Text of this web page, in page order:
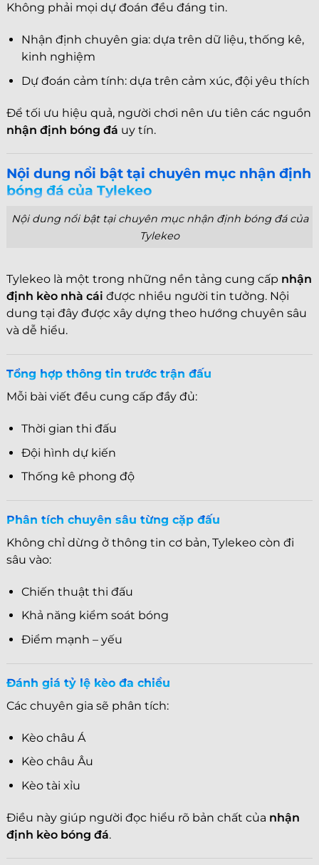
Không phải mọi dự đoán đều đáng tin.
Nhận định chuyên gia: dựa trên dữ liệu, thống kê,
kinh nghiệm
Dự đoán cảm tính: dựa trên cảm xúc, đội yêu thích
Để tối ưu hiệu quả, người chơi nên ưu tiên các nguồn
nhận định bóng đá uy tín.
Nội dung nổi bật tại chuyên mục nhận định
bóng đá của Tylekeo
Nội dung nổi bật tại chuyên mục nhận định bóng đá của
Tylekeo
Tylekeo là một trong những nền tảng cung cấp nhận
định kèo nhà cái được nhiều người tin tưởng. Nội
dung tại đây được xây dựng theo hướng chuyên sâu
và dễ hiểu.
Tổng hợp thông tin trước trận đấu
Mỗi bài viết đều cung cấp đầy đủ:
Thời gian thi đấu
Đội hình dự kiến
Thống kê phong độ
Phân tích chuyên sâu từng cặp đấu
Không chỉ dừng ở thông tin cơ bản, Tylekeo còn đi
sâu vào:
Chiến thuật thi đấu
Khả năng kiểm soát bóng
Điểm mạnh – yếu
Đánh giá tỷ lệ kèo đa chiều
Các chuyên gia sẽ phân tích:
Kèo châu Á
Kèo châu Âu
Kèo tài xỉu
Điều này giúp người đọc hiểu rõ bản chất của nhận
định kèo bóng đá.